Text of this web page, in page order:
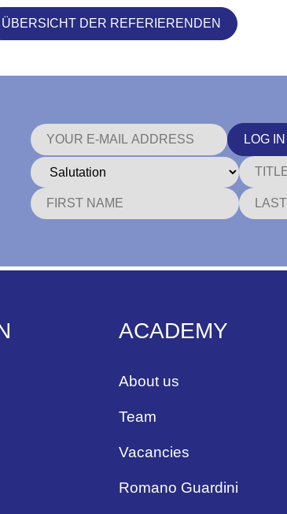
ÜBERSICHT DER REFERIERENDEN
LOG IN
ACADEMY
About us
Team
Vacancies
Romano Guardini